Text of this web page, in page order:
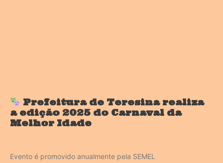
Prefeitura de Teresina realiza
a edição 2025 do Carnaval da
Melhor Idade
Evento é promovido anualmente pela SEMEL